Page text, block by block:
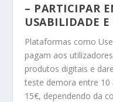
– PARTICIPAR
USABILIDADE
Plataformas como
pagam aos
produtos digitais e
teste demora entre 10
15€, dependendo da